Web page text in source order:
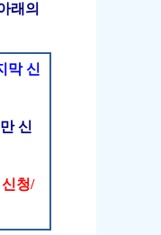
래의
막 신
신
청/